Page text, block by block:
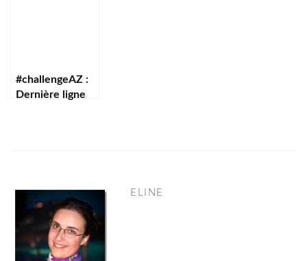
#challengeAZ :
Dernière ligne
ELINE